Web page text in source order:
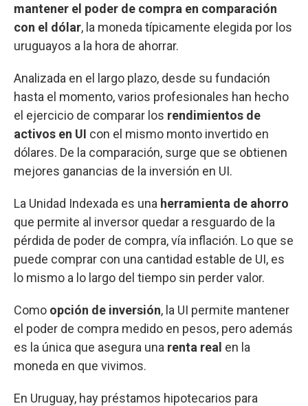
mantener el poder de compra en comparación
con el dólar, la moneda típicamente elegida por los
uruguayos a la hora de ahorrar.
Analizada en el largo plazo, desde su fundación
hasta el momento, varios profesionales han hecho
el ejercicio de comparar los rendimientos de
activos en UI con el mismo monto invertido en
dólares. De la comparación, surge que se obtienen
mejores ganancias de la inversión en UI.
La Unidad Indexada es una herramienta de ahorro
que permite al inversor quedar a resguardo de la
pérdida de poder de compra, vía inflación. Lo que se
puede comprar con una cantidad estable de UI, es
lo mismo a lo largo del tiempo sin perder valor.
Como opción de inversión, la UI permite mantener
el poder de compra medido en pesos, pero además
es la única que asegura una renta real en la
moneda en que vivimos.
En Uruguay, hay préstamos hipotecarios para